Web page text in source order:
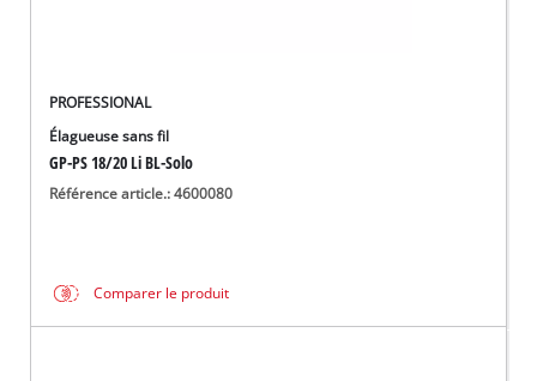
PROFESSIONAL
Élagueuse sans fil
GP-PS 18/20 Li BL-Solo
Référence article.: 4600080
Comparer le produit